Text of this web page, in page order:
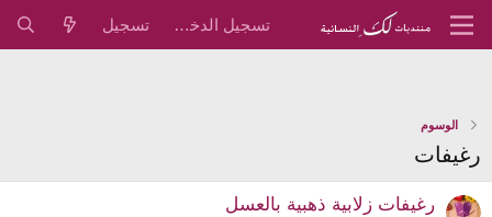
تسجيل الدخول تسجيل
الوسوم
رغيفات
رغيفات زلابية ذهبية بالعسل